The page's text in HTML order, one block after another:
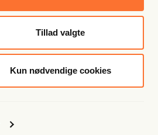
Tillad valgte
Kun nødvendige cookies